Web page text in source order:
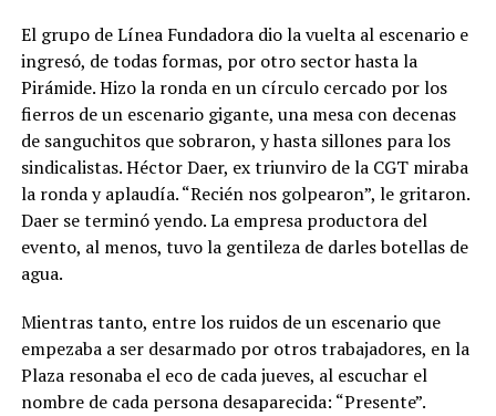
El grupo de Línea Fundadora dio la vuelta al escenario e
ingresó, de todas formas, por otro sector hasta la
Pirámide. Hizo la ronda en un círculo cercado por los
fierros de un escenario gigante, una mesa con decenas
de sanguchitos que sobraron, y hasta sillones para los
sindicalistas. Héctor Daer, ex triunviro de la CGT miraba
la ronda y aplaudía. “Recién nos golpearon”, le gritaron.
Daer se terminó yendo. La empresa productora del
evento, al menos, tuvo la gentileza de darles botellas de
agua.
Mientras tanto, entre los ruidos de un escenario que
empezaba a ser desarmado por otros trabajadores, en la
Plaza resonaba el eco de cada jueves, al escuchar el
nombre de cada persona desaparecida: “Presente”.